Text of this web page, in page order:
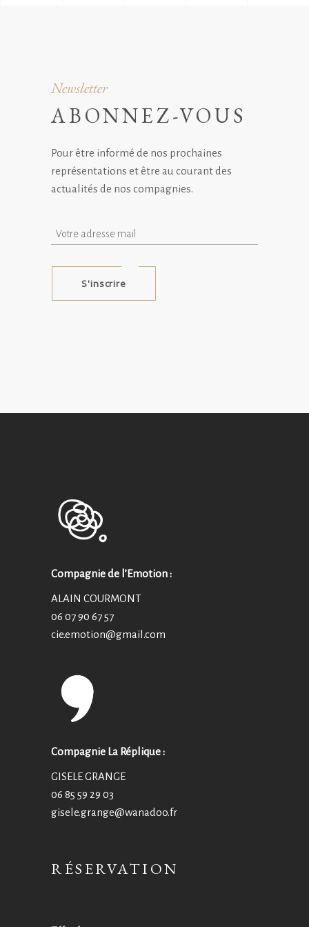
Newsletter
ABONNEZ-VOUS
Pour être informé de nos prochaines
représentations et être au courant des
actualités de nos compagnies.
S'inscrire
Compagnie de l’Emotion :
ALAIN COURMONT
06 07 90 67 57
cie.emotion@gmail.com
Compagnie La Réplique :
GISELE GRANGE
06 85 59 29 03
gisele.grange@wanadoo.fr
RÉSERVATION